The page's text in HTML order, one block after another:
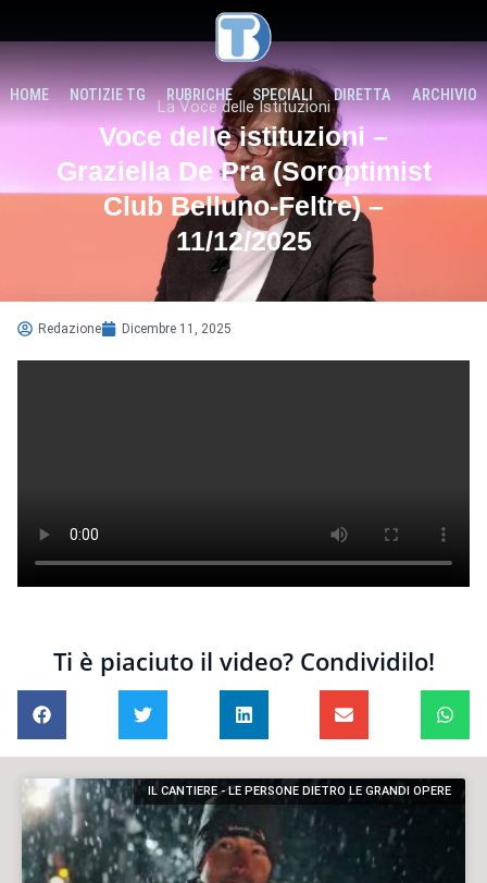
HOME NOTIZIE TG RUBRICHE SPECIALI DIRETTA ARCHIVIO
La Voce delle Istituzioni
Voce delle istituzioni –
Graziella De Pra (Soroptimist
Club Belluno-Feltre) –
11/12/2025
Redazione Dicembre 11, 2025
Ti è piaciuto il video? Condividilo!
IL CANTIERE - LE PERSONE DIETRO LE GRANDI OPERE